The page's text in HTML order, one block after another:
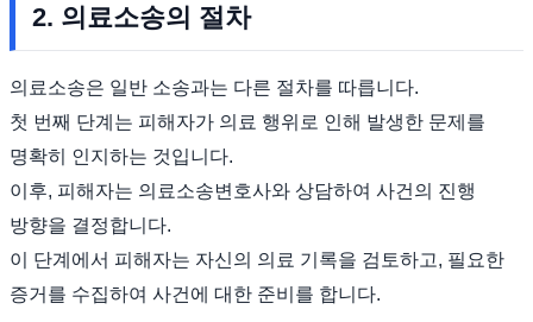
2. 의료소송의 절차
의료소송은 일반 소송과는 다른 절차를 따릅니다.
첫 번째 단계는 피해자가 의료 행위로 인해 발생한 문제를
명확히 인지하는 것입니다.
이후, 피해자는 의료소송변호사와 상담하여 사건의 진행
방향을 결정합니다.
이 단계에서 피해자는 자신의 의료 기록을 검토하고, 필요한
증거를 수집하여 사건에 대한 준비를 합니다.